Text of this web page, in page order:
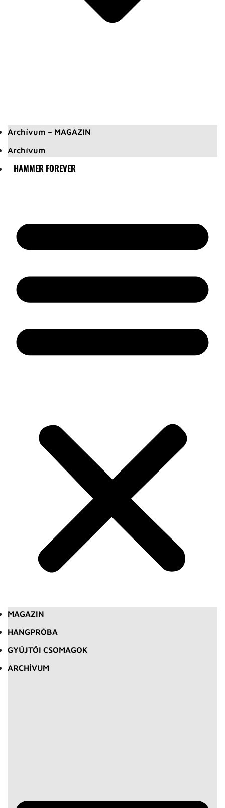
Archívum – MAGAZIN
Archívum
HAMMER FOREVER
MAGAZIN
HANGPRÓBA
GYŰJTŐI CSOMAGOK
ARCHÍVUM